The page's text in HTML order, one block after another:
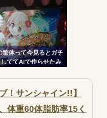
払っている模様
筐体って今見るとガチ
ててAIで作らせたみ
！サンシャイン!!】
体重60体脂肪率15く